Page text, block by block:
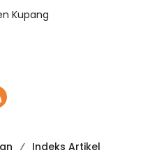
Kupang
Indeks Artikel